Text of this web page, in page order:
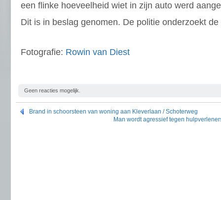
een flinke hoeveelheid wiet in zijn auto werd
Dit is in beslag genomen. De politie onderzoekt de
Fotografie: Rowin van Diest
Geen reacties mogelijk.
Brand in schoorsteen van woning aan Kleverlaan / Schoterweg
Man wordt agressief tegen